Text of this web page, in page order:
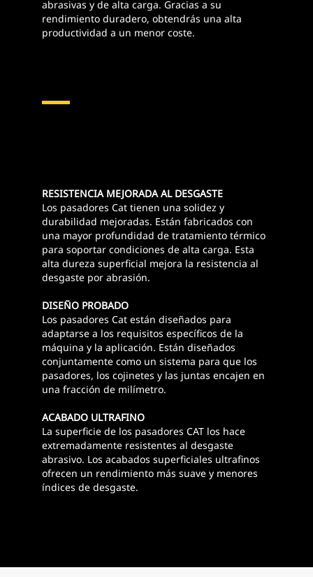
abrasivas y de alta carga. Gracias a su
rendimiento duradero, obtendrás una alta
productividad a un menor coste.
RESISTENCIA MEJORADA AL DESGASTE
Los pasadores Cat tienen una solidez y
durabilidad mejoradas. Están fabricados con
una mayor profundidad de tratamiento térmico
para soportar condiciones de alta carga. Esta
alta dureza superficial mejora la resistencia al
desgaste por abrasión.
DISEÑO PROBADO
Los pasadores Cat están diseñados para
adaptarse a los requisitos específicos de la
máquina y la aplicación. Están diseñados
conjuntamente como un sistema para que los
pasadores, los cojinetes y las juntas encajen en
una fracción de milímetro.
ACABADO ULTRAFINO
La superficie de los pasadores CAT los hace
extremadamente resistentes al desgaste
abrasivo. Los acabados superficiales ultrafinos
ofrecen un rendimiento más suave y menores
índices de desgaste.